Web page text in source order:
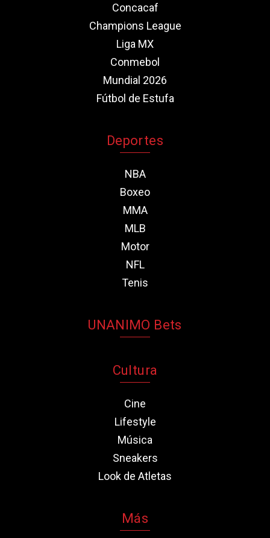
Concacaf
Champions League
Liga MX
Conmebol
Mundial 2026
Fútbol de Estufa
Deportes
NBA
Boxeo
MMA
MLB
Motor
NFL
Tenis
UNANIMO Bets
Cultura
Cine
Lifestyle
Música
Sneakers
Look de Atletas
Más